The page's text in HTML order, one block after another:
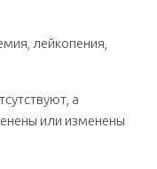
лейкопения,
а
или изменены